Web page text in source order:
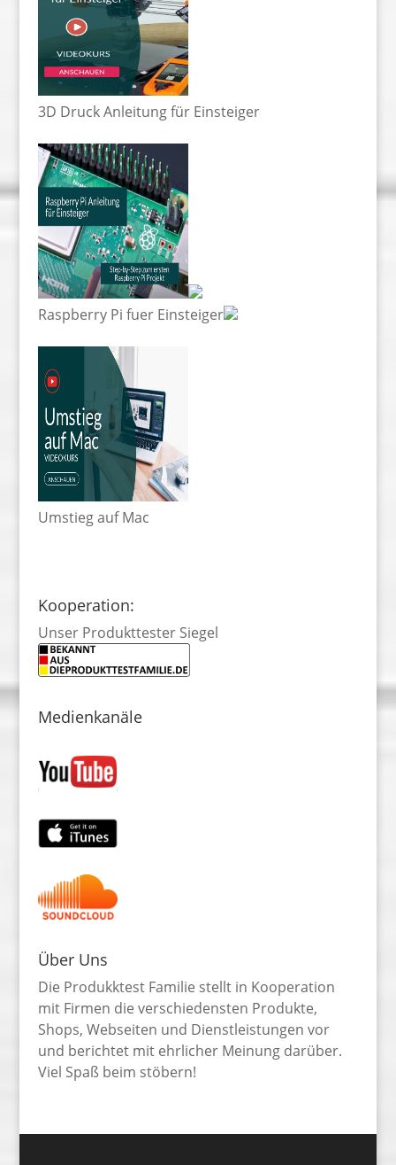
3D Druck Anleitung für Einsteiger
Raspberry Pi fuer Einsteiger
Umstieg auf Mac
Kooperation:
Unser Produkttester Siegel
Medienkanäle
Über Uns
Die Produkktest Familie stellt in Kooperation
mit Firmen die verschiedensten Produkte,
Shops, Webseiten und Dienstleistungen vor
und berichtet mit ehrlicher Meinung darüber.
Viel Spaß beim stöbern!